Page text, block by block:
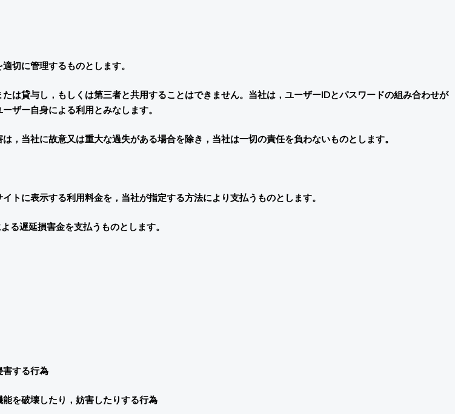
切に管理するものとします。
は貸与し，もしくは第三者と共用することはできません。当社は，ユーザーIDとパスワードの組み合わせが
ザー自身による利用とみなします。
当社に故意又は重大な過失がある場合を除き，当社は一切の責任を負わないものとします。
トに表示する利用料金を，当社が指定する方法により支払うものとします。
る遅延損害金を支払うものとします。
害する行為
を破壊したり，妨害したりする行為